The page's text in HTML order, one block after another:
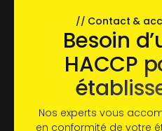
// Contact &
Besoin
HACCP
Nos experts vous
en conformité de votre